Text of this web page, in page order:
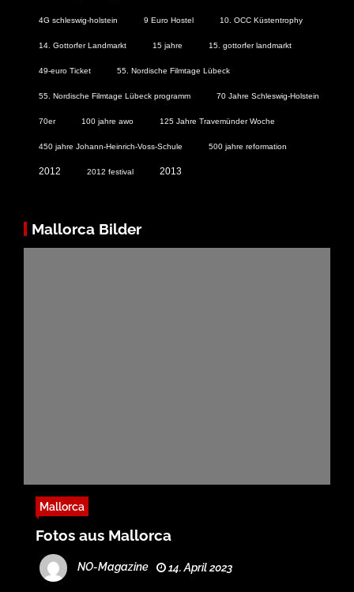
4G schleswig-holstein 9 Euro Hostel 10. OCC Küstentrophy
14. Gottorfer Landmarkt 15 jahre 15. gottorfer landmarkt
49-euro Ticket 55. Nordische Filmtage Lübeck
55. Nordische Filmtage Lübeck programm 70 Jahre Schleswig-Holstein
70er 100 jahre awo 125 Jahre Travemünder Woche
450 jahre Johann-Heinrich-Voss-Schule 500 jahre reformation
2012 2012 festival 2013
Mallorca Bilder
Mallorca
Fotos aus Mallorca
NO-Magazine 14. April 2023